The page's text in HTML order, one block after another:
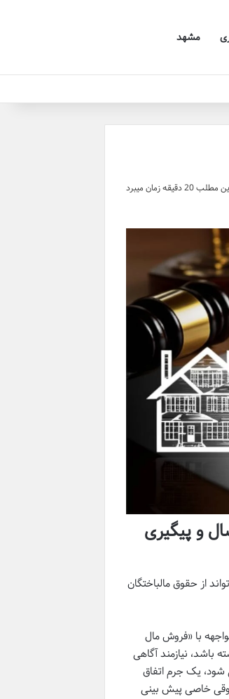
مشهد
زمان میبرد
و پیگیری
از حقوق مالباختگان
با «فروش مال
باشد، نیازمند آگاهی
شود، یک جرم اتفاق
خاصی پیش بینی